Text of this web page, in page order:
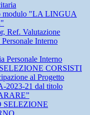
modulo "LA LINGUA
Ref. Valutazione
Interno
Personale Interno
CORSISTI
al Progetto
2023-21 dal titolo
SELEZIONE